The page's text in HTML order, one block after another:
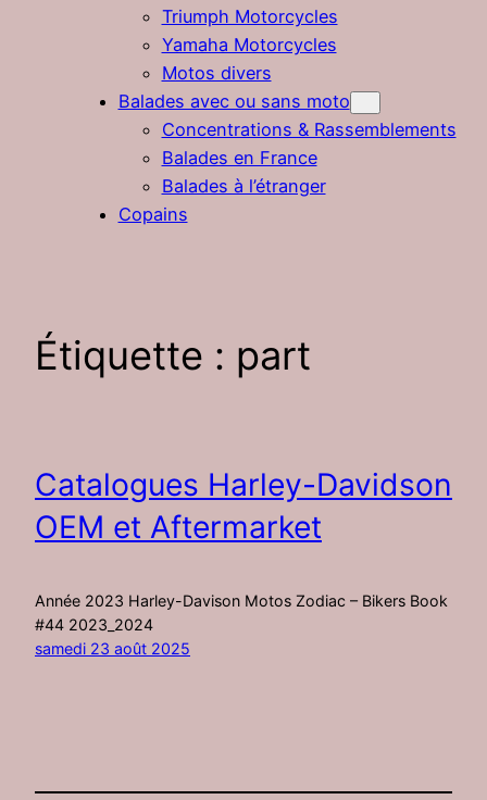
Triumph Motorcycles
Yamaha Motorcycles
Motos divers
Balades avec ou sans moto
Concentrations & Rassemblements
Balades en France
Balades à l’étranger
Copains
Étiquette : part
Catalogues Harley-Davidson
OEM et Aftermarket
Année 2023 Harley-Davison Motos Zodiac – Bikers Book
#44 2023_2024
samedi 23 août 2025